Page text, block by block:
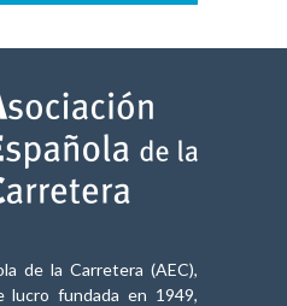
de la Carretera (AEC),
lucro fundada en 1949,